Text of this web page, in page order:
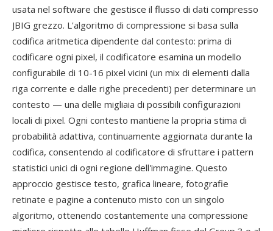
usata nel software che gestisce il flusso di dati compresso
JBIG grezzo. L'algoritmo di compressione si basa sulla
codifica aritmetica dipendente dal contesto: prima di
codificare ogni pixel, il codificatore esamina un modello
configurabile di 10-16 pixel vicini (un mix di elementi dalla
riga corrente e dalle righe precedenti) per determinare un
contesto — una delle migliaia di possibili configurazioni
locali di pixel. Ogni contesto mantiene la propria stima di
probabilità adattiva, continuamente aggiornata durante la
codifica, consentendo al codificatore di sfruttare i pattern
statistici unici di ogni regione dell'immagine. Questo
approccio gestisce testo, grafica lineare, fotografie
retinate e pagine a contenuto misto con un singolo
algoritmo, ottenendo costantemente una compressione